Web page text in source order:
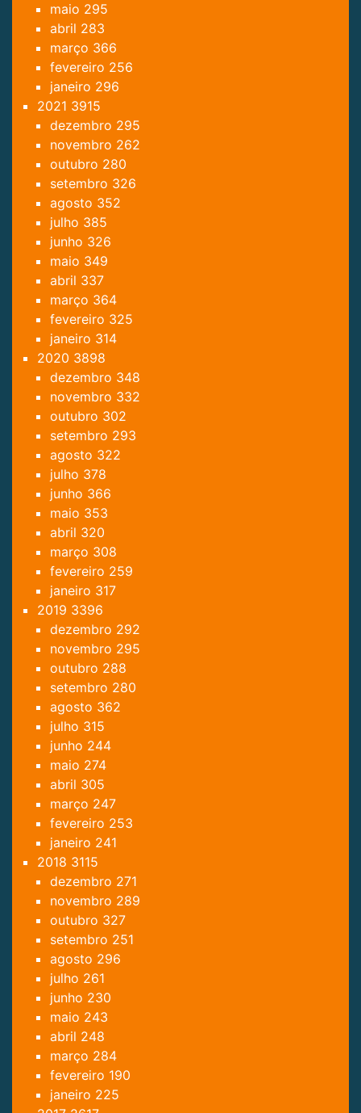
maio 295
abril 283
março 366
fevereiro 256
janeiro 296
2021 3915
dezembro 295
novembro 262
outubro 280
setembro 326
agosto 352
julho 385
junho 326
maio 349
abril 337
março 364
fevereiro 325
janeiro 314
2020 3898
dezembro 348
novembro 332
outubro 302
setembro 293
agosto 322
julho 378
junho 366
maio 353
abril 320
março 308
fevereiro 259
janeiro 317
2019 3396
dezembro 292
novembro 295
outubro 288
setembro 280
agosto 362
julho 315
junho 244
maio 274
abril 305
março 247
fevereiro 253
janeiro 241
2018 3115
dezembro 271
novembro 289
outubro 327
setembro 251
agosto 296
julho 261
junho 230
maio 243
abril 248
março 284
fevereiro 190
janeiro 225